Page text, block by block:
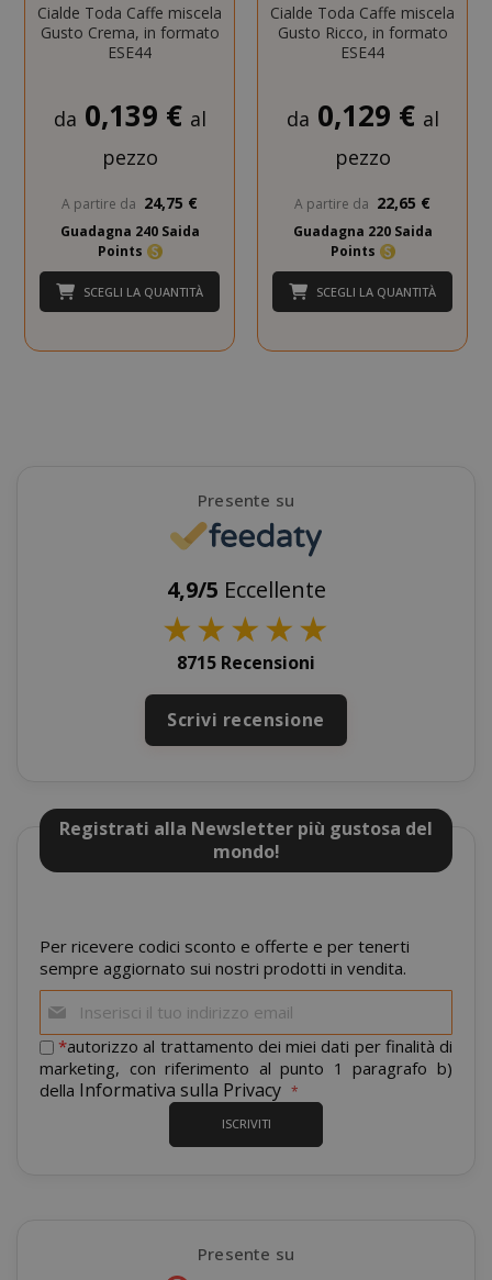
Cialde Toda Caffe miscela
Gusto Crema, in formato
ESE44
da 0,139 € al
pezzo
A partire da 24,75 €
Guadagna 240 Saida
Points
SCEGLI LA QUANTITÀ
Cialde Toda Caffe miscela
Gusto Ricco, in formato
ESE44
da 0,129 € al
pezzo
A partire da 22,65 €
Guadagna 220 Saida
Points
SCEGLI LA QUANTITÀ
Presente su
4,9/5 Eccellente
★★★★★
8715 Recensioni
Scrivi recensione
Registrati alla Newsletter più gustosa del
mondo!
Per ricevere codici sconto e offerte e per tenerti
sempre aggiornato sui nostri prodotti in vendita.
alla
nostra
newsletter:
*autorizzo al trattamento dei miei dati per finalità di
marketing, con riferimento al punto 1 paragrafo b)
della Informativa sulla Privacy
ISCRIVITI
Presente su
SADEVSESSID
_GRECAPTCHA
mage-cache-storage
CrossDomainCookieScriptConsent_105
recently_compared_product